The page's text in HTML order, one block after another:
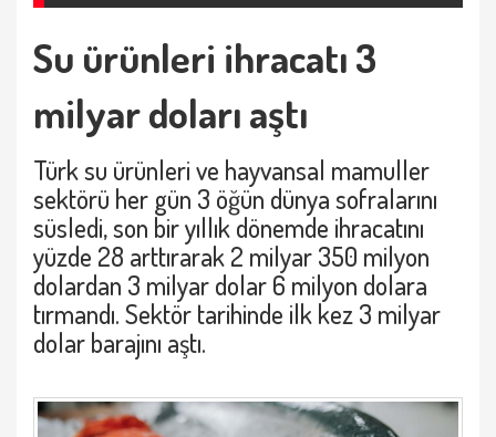
Su ürünleri ihracatı 3
milyar doları aştı
Türk su ürünleri ve hayvansal mamuller
sektörü her gün 3 öğün dünya sofralarını
süsledi, son bir yıllık dönemde ihracatını
yüzde 28 arttırarak 2 milyar 350 milyon
dolardan 3 milyar dolar 6 milyon dolara
tırmandı. Sektör tarihinde ilk kez 3 milyar
dolar barajını aştı.